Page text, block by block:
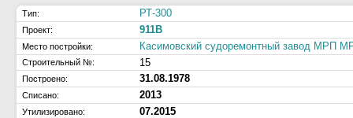
Тип: РТ-300
Проект: 911В
Место постройки: Касимовский судоремонтный завод МРП
Строительный №: 15
Построено: 31.08.1978
Списано: 2013
Утилизировано: 07.2015